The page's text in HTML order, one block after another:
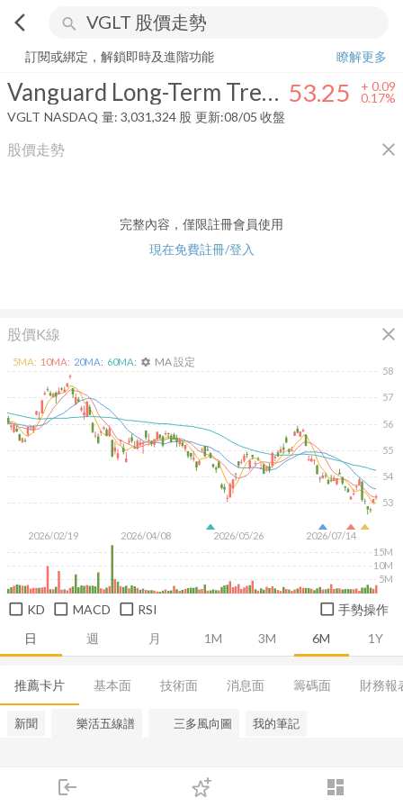
arrow_back_ios search
login dashboard
下單
Vanguard Long-Term Treasury Index Fund
訂閱或綁定，解鎖即時及進階功能
瞭解更多
Vanguard Long-Term Treasury Index Fund 53.25 + 0.09
0.17%
VGLT NASDAQ 量: 3,031,324 股 更新:08/05 收盤
股價走勢 close
完整內容，僅限註冊會員使用
現在免費註冊/登入
股價K線 close
日 週 月 1M 3M 6M 1Y
2026/02/19 2026/04/08 2026/05/26 2026/07/14
53
54
55
56
57
58
5M
10M
15M
5MA: 10MA: 20MA: 60MA: settings MA 設定
KD MACD RSI 手勢操作
推薦卡片 基本面 技術面 消息面 籌碼面 財務報
新聞 樂活五線譜 三多風向圖 我的筆記